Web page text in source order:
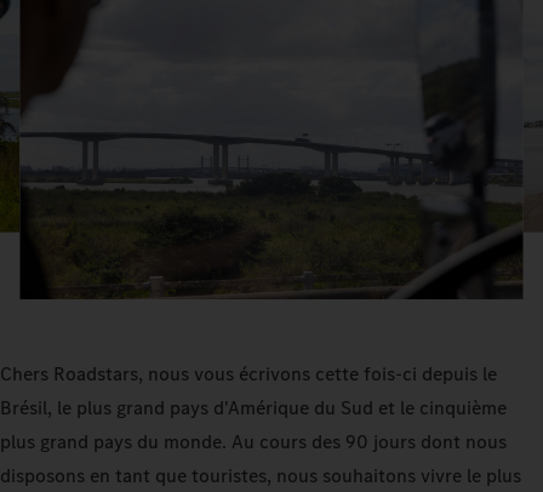
Chers Roadstars, nous vous écrivons cette fois-ci depuis le
Brésil, le plus grand pays d'Amérique du Sud et le cinquième
plus grand pays du monde. Au cours des 90 jours dont nous
disposons en tant que touristes, nous souhaitons vivre le plus